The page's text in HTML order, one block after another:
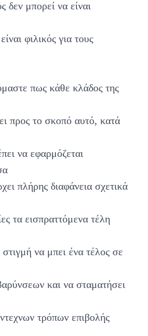
δεν μπορεί να είναι
φιλικός για τους
πως κάθε κλάδος της
προς το σκοπό αυτό, κατά
να εφαρμόζεται
πλήρης διαφάνεια σχετικά
τα εισπραττόμενα τέλη
να μπει ένα τέλος σε
και να σταματήσει
τρόπων επιβολής